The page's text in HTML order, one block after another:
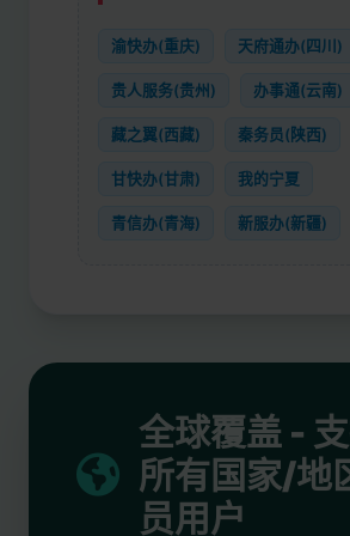
渝快办(重庆) 天府通办(四川)
贵人服务(贵州) 办事通(云南)
藏之翼(西藏) 秦务员(陕西)
甘快办(甘肃) 我的宁夏
青信办(青海) 新服办(新疆)
全球覆盖 -
所有国家/地
员用户